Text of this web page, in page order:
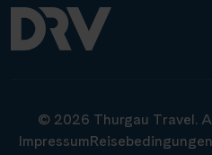
Alle
Abfahrtshafen
© 2026 Thurgau Travel.
Impressum